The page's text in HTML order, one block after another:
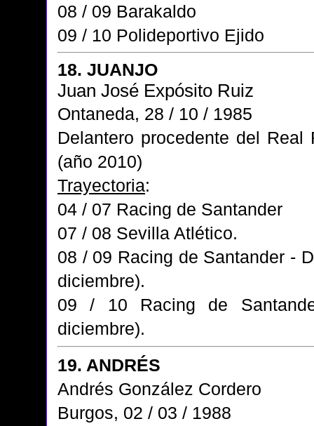
08 / 09 Barakaldo
09 / 10 Polideportivo Ejido
18. JUANJO
Juan José Expósito Ruiz
Ontaneda, 28 / 10 / 1985
Delantero procedente del
(año 2010)
Trayectoria:
04 / 07 Racing de Santander
07 / 08 Sevilla Atlético.
08 / 09 Racing de Santander -
diciembre).
09 / 10 Racing de
diciembre).
19. ANDRÉS
Andrés González Cordero
Burgos, 02 / 03 / 1988